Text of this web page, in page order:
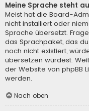
Meine Sprache steht
Meist hat die Board-
nicht installiert oder
Sprache übersetzt.
das Sprachpaket, das
noch nicht existiert,
übersetzen würdest.
der Website von phpBB
werden.
Nach oben